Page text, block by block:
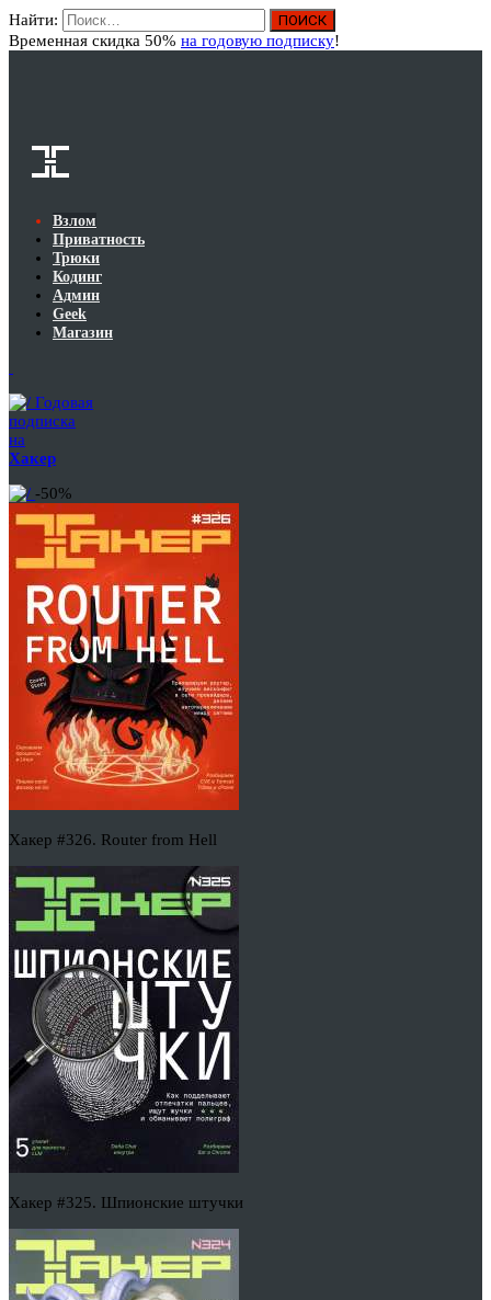
Найти:
Временная скидка 50% на годовую подписку!
Взлом
Приватность
Трюки
Кодинг
Админ
Geek
Магазин
Годовая
подписка
на
Хакер
-50%
Хакер #326. Router from Hell
Хакер #325. Шпионские штучки